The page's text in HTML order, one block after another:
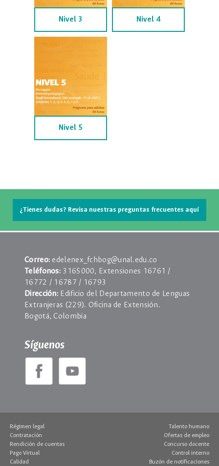
Nivel 3 Nivel 4
Nivel 5
¿Tienes dudas? Revisa nuestras preguntas frecuentes aquí
Correo: edelenex_fchbog@unal.edu.co
Teléfonos: 3165000, Extensiones 16761 /
16772 / 16787 / 16793
Dirección: Edificio del Departamento de Lenguas
Extranjeras (229). Oficina de Extensión.
Bogotá, Colombia
Síguenos
Régimen legal
Contratación
Rendición de cuentas
Pago Virtual
Calidad
Talento humano
Ofertas de empleo
Concurso docente
Control interno
Buzón de notificaciones